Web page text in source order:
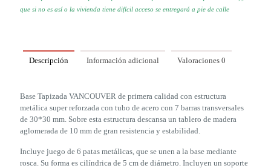
que si no es así o la vivienda tiene difícil acceso se entregará a pie de calle
Descripción Información adicional Valoraciones 0
Base Tapizada VANCOUVER de primera calidad con estructura
metálica super reforzada con tubo de acero con 7 barras transversales
de 30*30 mm. Sobre esta estructura descansa un tablero de madera
aglomerada de 10 mm de gran resistencia y estabilidad.
Incluye juego de 6 patas metálicas, que se unen a la base mediante
rosca. Su forma es cilíndrica de 5 cm de diámetro. Incluyen un soporte